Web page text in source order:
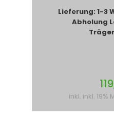
Lieferung: 1-3
Abholung
inkl. inkl. 19%